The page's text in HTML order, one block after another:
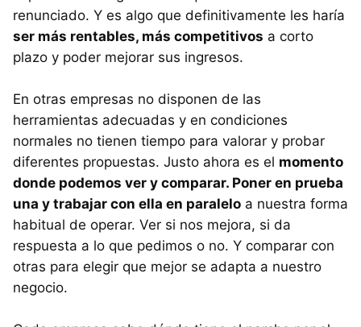
renunciado. Y es algo que definitivamente les haría
ser más rentables, más competitivos a corto
plazo y poder mejorar sus ingresos.
En otras empresas no disponen de las
herramientas adecuadas y en condiciones
normales no tienen tiempo para valorar y probar
diferentes propuestas. Justo ahora es el momento
donde podemos ver y comparar. Poner en prueba
una y trabajar con ella en paralelo a nuestra forma
habitual de operar. Ver si nos mejora, si da
respuesta a lo que pedimos o no. Y comparar con
otras para elegir que mejor se adapta a nuestro
negocio.